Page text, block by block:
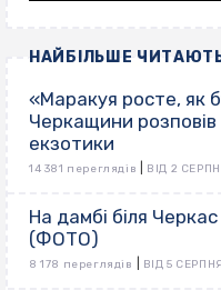
НАЙБІЛЬШЕ
«Маракуя росте, як
Черкащини
екзотики
14 381 переглядів ВІД 2
На дамбі біля
(ФОТО)
8 178 переглядів ВІД 5